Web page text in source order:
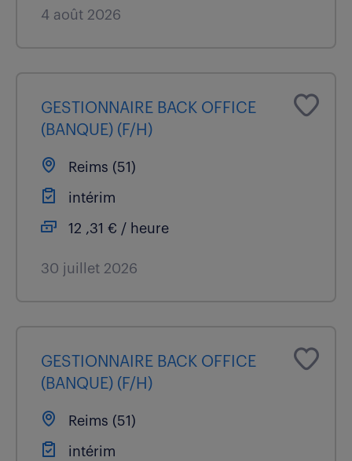
4 août 2026
GESTIONNAIRE BACK OFFICE
(BANQUE) (F/H)
Reims (51)
intérim
12 ,31 € / heure
30 juillet 2026
GESTIONNAIRE BACK OFFICE
(BANQUE) (F/H)
Reims (51)
intérim